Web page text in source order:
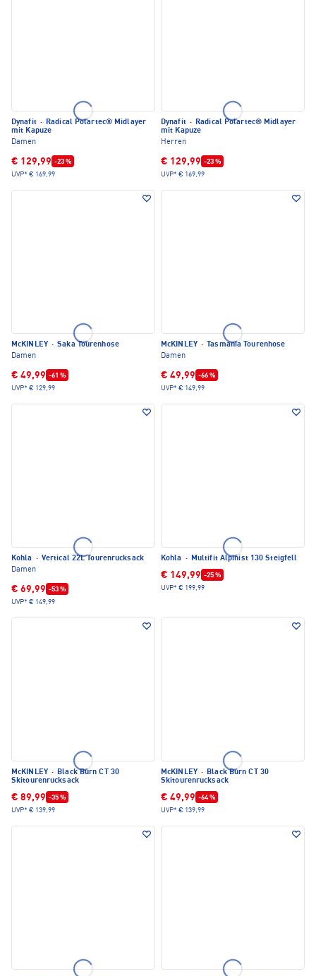
Dynafit · Radical Polartec® Midlayer
mit Kapuze
Damen
€ 129,99 -23 %
UVP* € 169,99
Dynafit · Radical Polartec® Midlayer
mit Kapuze
Herren
€ 129,99 -23 %
UVP* € 169,99
McKINLEY · Saka Tourenhose
Damen
€ 49,99 -61 %
UVP* € 129,99
McKINLEY ·
Tasmania Tourenhose
Damen
€ 49,99 -66 %
UVP* € 149,99
Kohla · Vertical 22L Tourenrucksack
Damen
€ 69,99 -53 %
UVP* € 149,99
Kohla · Multifit Alpinist 130 Steigfell
€ 149,99 -25 %
UVP* € 199,99
McKINLEY · Black Burn CT 30
Skitourenrucksack
€ 89,99 -35 %
UVP* € 139,99
McKINLEY · Black Burn CT 30
Skitourenrucksack
€ 49,99 -64 %
UVP* € 139,99